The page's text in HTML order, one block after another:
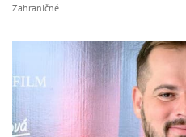
Zahraničné